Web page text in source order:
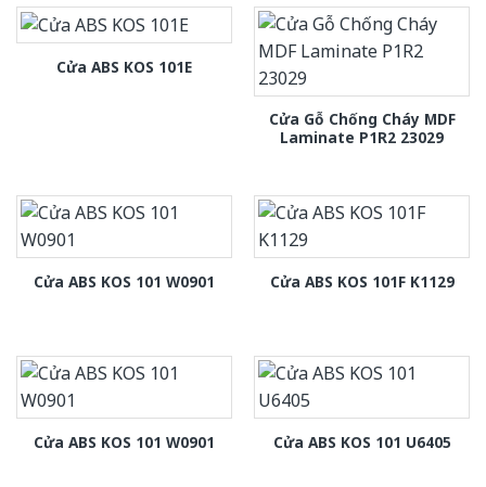
Cửa ABS KOS 101E
Cửa Gỗ Chống Cháy MDF
Laminate P1R2 23029
Cửa ABS KOS 101 W0901 Cửa ABS KOS 101F K1129
Cửa ABS KOS 101 W0901 Cửa ABS KOS 101 U6405